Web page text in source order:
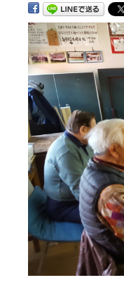
ス
キ
ッ
プ